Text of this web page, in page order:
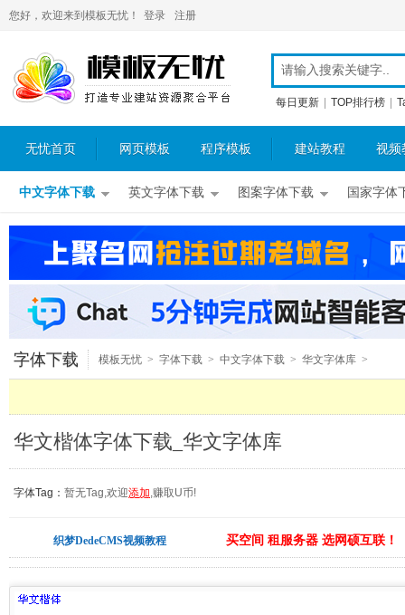
您好，欢迎来到模板无忧！ 登录 注册
每日更新 TOP排行榜
无忧首页 网页模板 程序模板 建站教程 视频
中文字体下载 英文字体下载 图案字体下载 国家字体
字体下载 模板无忧 > 字体下载 > 中文字体下载 > 华文字体库 >
华文楷体字体下载_华文字体库
字体Tag： 暂无Tag,欢迎添加,赚取U币!
织梦DedeCMS视频教程 买空间 租服务器 选网硕互联！